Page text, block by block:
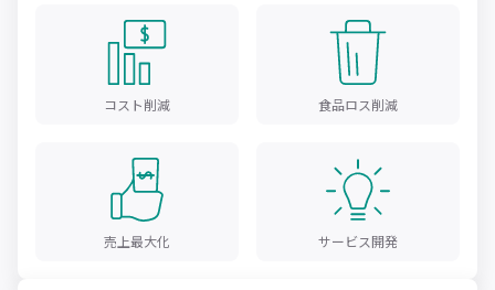
コスト削減 食品ロス削減
売上最大化 サービス開発